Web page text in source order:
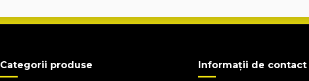
Categorii produse Informații de contact